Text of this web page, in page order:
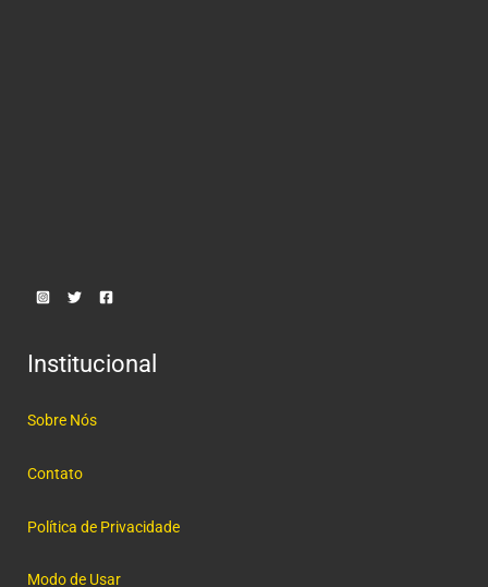
Institucional
Sobre Nós
Contato
Política de Privacidade
Modo de Usar